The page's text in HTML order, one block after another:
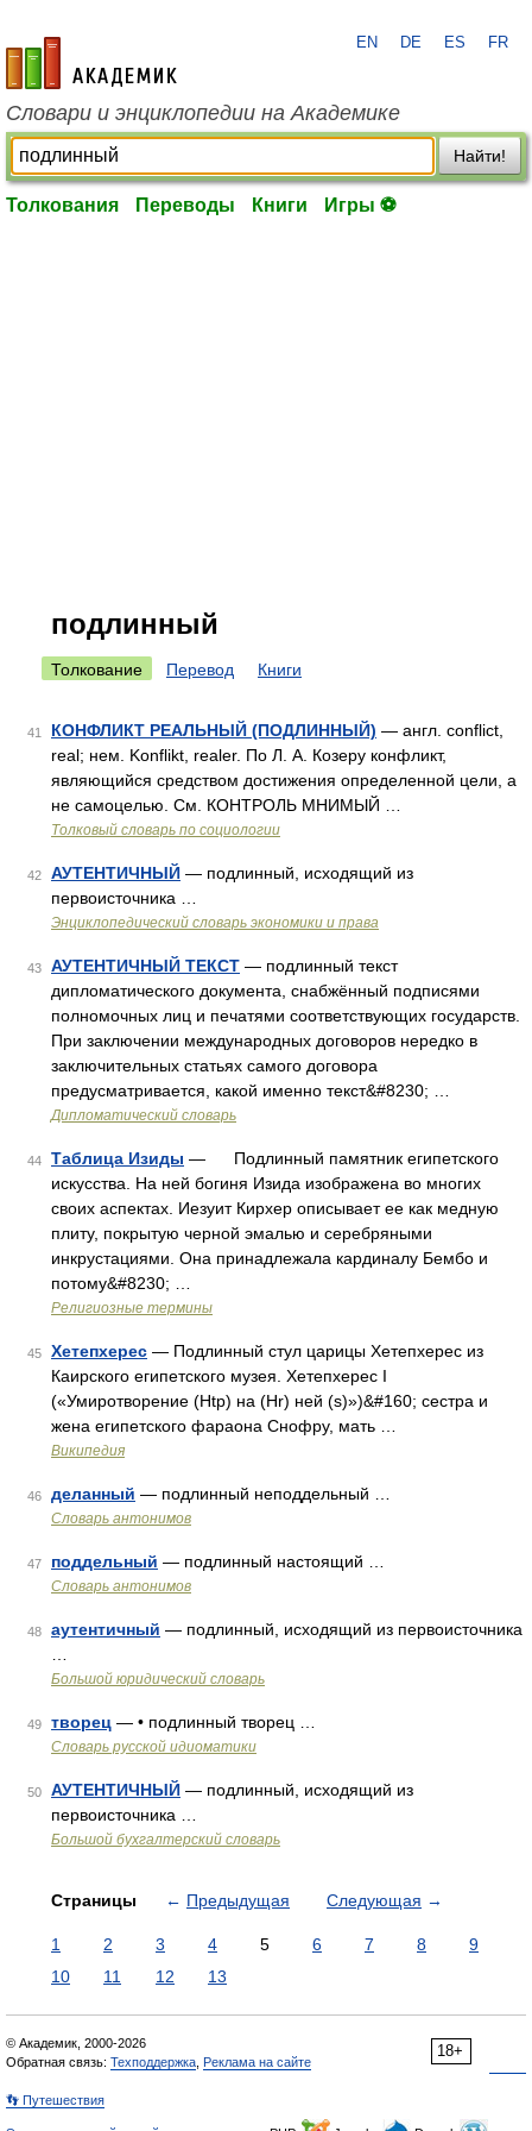
academic.ru
EN DE ES FR
Словари и энциклопедии на Академике
Найти!
Толкования Переводы Книги Игры ⚽
подлинный
Толкование Перевод Книги
41 КОНФЛИКТ РЕАЛЬНЫЙ (ПОДЛИННЫЙ) — англ. conflict,
real; нем. Konflikt, realer. По Л. А. Козеру конфликт,
являющийся средством достижения определенной цели, а
не самоцелью. См. КОНТРОЛЬ МНИМЫЙ …
Толковый словарь по социологии
42 АУТЕНТИЧНЫЙ — подлинный, исходящий из
первоисточника …
Энциклопедический словарь экономики и права
43 АУТЕНТИЧНЫЙ ТЕКСТ — подлинный текст
дипломатического документа, снабжённый подписями
полномочных лиц и печатями соответствующих государств.
При заключении международных договоров нередко в
заключительных статьях самого договора
предусматривается, какой именно текст&#8230; …
Дипломатический словарь
44 Таблица Изиды — Подлинный памятник египетского
искусства. На ней богиня Изида изображена во многих
своих аспектах. Иезуит Кирхер описывает ее как медную
плиту, покрытую черной эмалью и серебряными
инкрустациями. Она принадлежала кардиналу Бембо и
потому&#8230; …
Религиозные термины
45 Хетепхерес — Подлинный стул царицы Хетепхерес из
Каирского египетского музея. Хетепхерес I
(«Умиротворение (Htp) на (Hr) ней (s)»)&#160; сестра и
жена египетского фараона Снофру, мать …
Википедия
46 деланный — подлинный неподдельный …
Словарь антонимов
47 поддельный — подлинный настоящий …
Словарь антонимов
48 аутентичный — подлинный, исходящий из первоисточника
Большой юридический словарь
49 творец — • подлинный творец …
Словарь русской идиоматики
50 АУТЕНТИЧНЫЙ — подлинный, исходящий из
первоисточника …
Большой бухгалтерский словарь
Страницы ← Предыдущая Следующая →
1 2 3 4 5 6 7 8
9
10
11 12 13
18+
© Академик, 2000-2026
Обратная связь: Техподдержка Реклама на сайте
👣 Путешествия